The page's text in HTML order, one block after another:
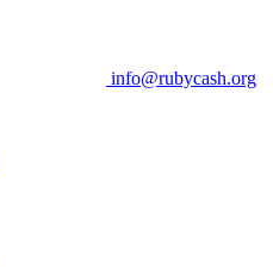
info@rubycash.org